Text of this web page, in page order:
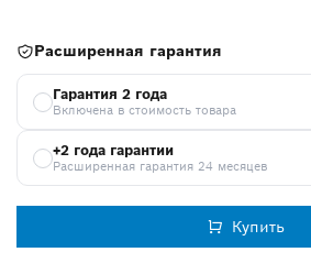
Расширенная гарантия
Гарантия 2 года
Включена в стоимость товара
+2 года гарантии
Расширенная гарантия 24 месяцев
Купить